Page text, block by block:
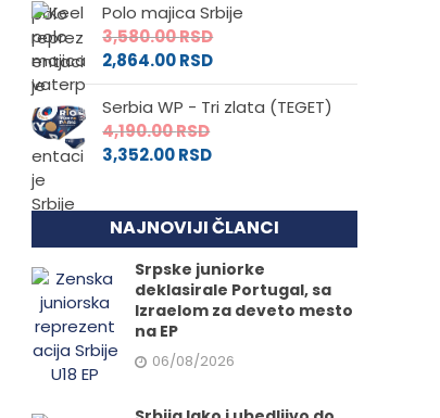
Polo majica Srbije
3,580.00RSD
2,864.00RSD
Serbia WP - Tri zlata (TEGET)
4,190.00RSD
3,352.00RSD
NAJNOVIJI ČLANCI
Srpske juniorke
deklasirale Portugal, sa
Izraelom za deveto mesto
na EP
06/08/2026